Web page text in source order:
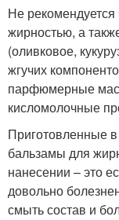
Не рекомендуется
жирностью, а
(оливковое,
жгучих
парфюмерные
кисломолочные
Приготовленные
бальзамы для
нанесении – это
довольно
смыть состав и